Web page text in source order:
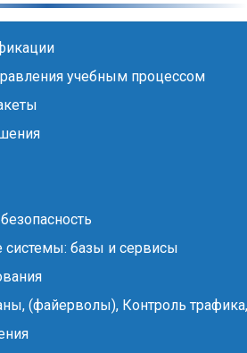
учебным процессом
базы и сервисы
(файерволы), Контроль